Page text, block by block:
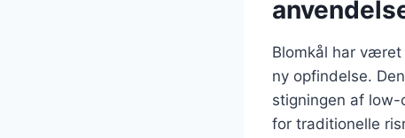
Blomkål har
ny opfindelse.
stigningen af
for traditionelle